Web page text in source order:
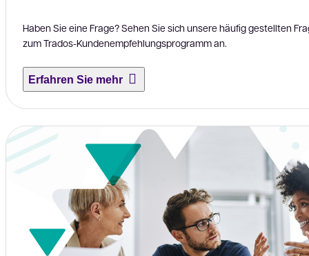
Haben Sie eine Frage? Sehen Sie sich unsere häufig gestellten
zum Trados-Kundenempfehlungsprogramm an.
Erfahren Sie mehr